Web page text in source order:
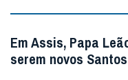
Em Assis, Papa
serem novos